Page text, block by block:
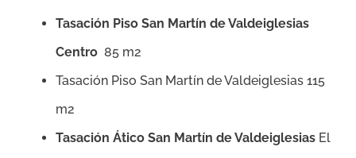
Tasación Piso San Martín de Valdeiglesias
Centro 85 m2
Tasación Piso San Martín de Valdeiglesias 115
m2
Tasación Ático San Martín de Valdeiglesias El